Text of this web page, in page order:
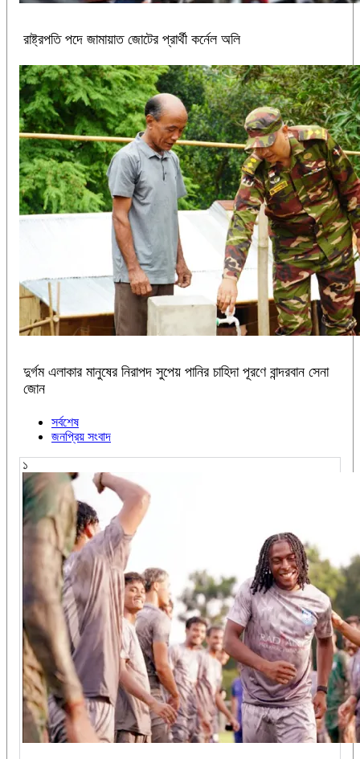
রাষ্ট্রপতি পদে জামায়াত জোটের প্রার্থী কর্নেল অলি
দুর্গম এলাকার মানুষের নিরাপদ সুপেয় পানির চাহিদা পূরণে বান্দরবান সেনা
জোন
সর্বশেষ
জনপ্রিয় সংবাদ
১